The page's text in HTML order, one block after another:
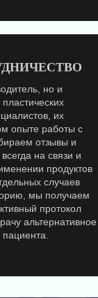
но и
их
опыте работы с
отзывы и
на связи и
продуктов
случаев
мы получаем
протокол
альтернативное